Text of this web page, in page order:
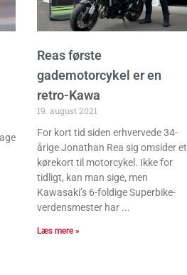
Reas første
gademotorcykel er en
retro-Kawa
19. august 2021
For kort tid siden erhvervede 34-
årige Jonathan Rea sig omsider et
kørekort til motorcykel. Ikke for
tidligt, kan man sige, men
Kawasaki’s 6-foldige Superbike-
verdensmester har
Læs mere »